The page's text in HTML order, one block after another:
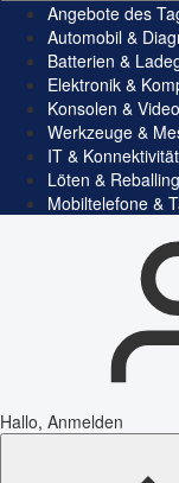
Angebote des
Automobil &
Batterien &
Elektronik &
Konsolen &
Werkzeuge &
IT & Konnektivität
Löten & Reballing
Mobiltelefone &
Hallo, Anmelden